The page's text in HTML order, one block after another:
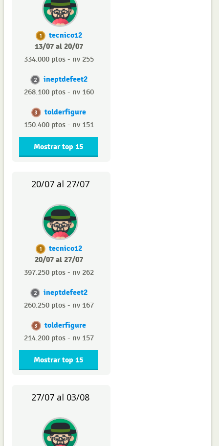
1
tecnico12
13/07 al 20/07
334.000 ptos - nv 255
2 ineptdefeet2
268.100 ptos - nv 160
3 tolderfigure
150.400 ptos - nv 151
Mostrar top 15
20/07 al 27/07
1
tecnico12
20/07 al 27/07
397.250 ptos - nv 262
2 ineptdefeet2
260.250 ptos - nv 167
3 tolderfigure
214.200 ptos - nv 157
Mostrar top 15
27/07 al 03/08